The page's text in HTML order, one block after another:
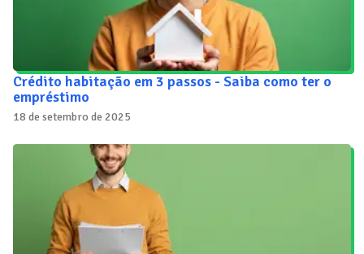
Crédito habitação em 3 passos - Saiba como ter o
empréstimo
18 de setembro de 2025